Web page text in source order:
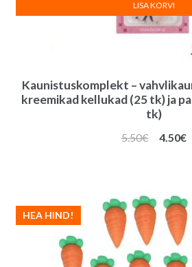
Kaunistuskomplekt –
kreemikad kellukad (25 tk) ja
tk)
5.50€
Algne
4.50€
LISA KORVI
HEA HIND!